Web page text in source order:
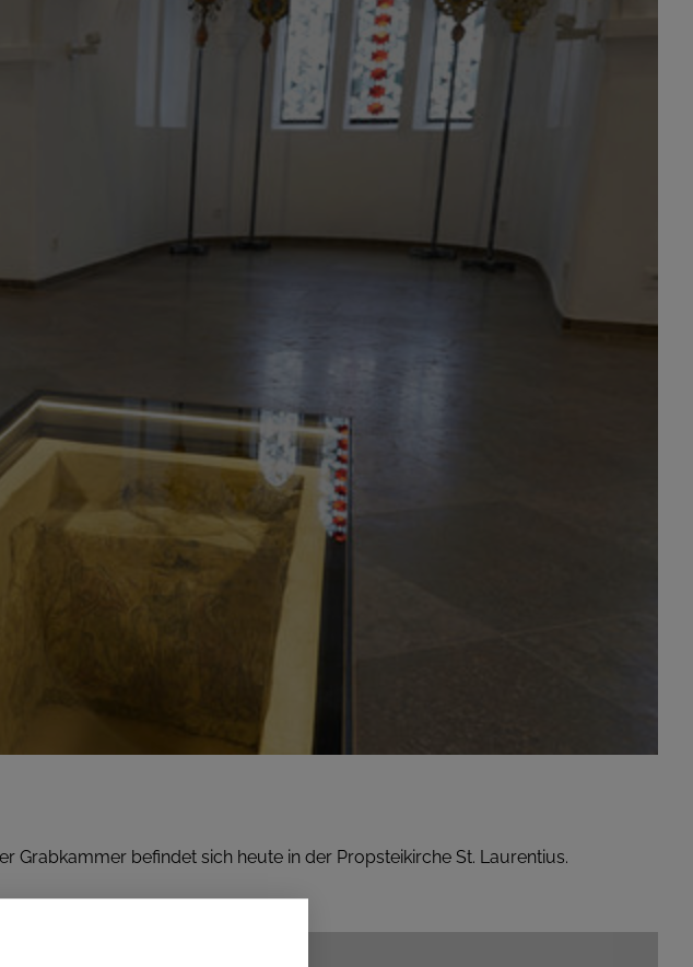
Grabkammer befindet sich heute in der Propsteikirche St. Laurentius.